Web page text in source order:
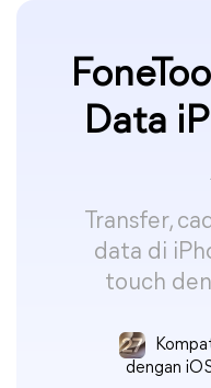
Data
Transfer,
data di
touch
dengan